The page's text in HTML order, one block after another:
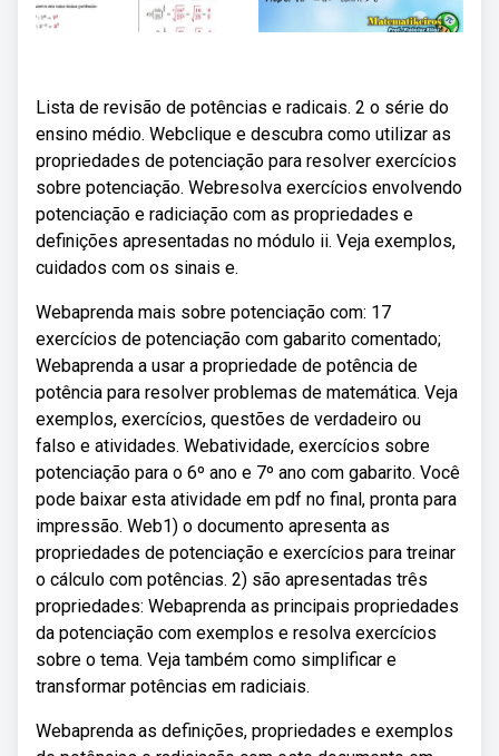
Lista de revisão de potências e radicais. 2 o série do
ensino médio. Webclique e descubra como utilizar as
propriedades de potenciação para resolver exercícios
sobre potenciação. Webresolva exercícios envolvendo
potenciação e radiciação com as propriedades e
definições apresentadas no módulo ii. Veja exemplos,
cuidados com os sinais e.
Webaprenda mais sobre potenciação com: 17
exercícios de potenciação com gabarito comentado;
Webaprenda a usar a propriedade de potência de
potência para resolver problemas de matemática. Veja
exemplos, exercícios, questões de verdadeiro ou
falso e atividades. Webatividade, exercícios sobre
potenciação para o 6º ano e 7º ano com gabarito. Você
pode baixar esta atividade em pdf no final, pronta para
impressão. Web1) o documento apresenta as
propriedades de potenciação e exercícios para treinar
o cálculo com potências. 2) são apresentadas três
propriedades: Webaprenda as principais propriedades
da potenciação com exemplos e resolva exercícios
sobre o tema. Veja também como simplificar e
transformar potências em radiciais.
Webaprenda as definições, propriedades e exemplos